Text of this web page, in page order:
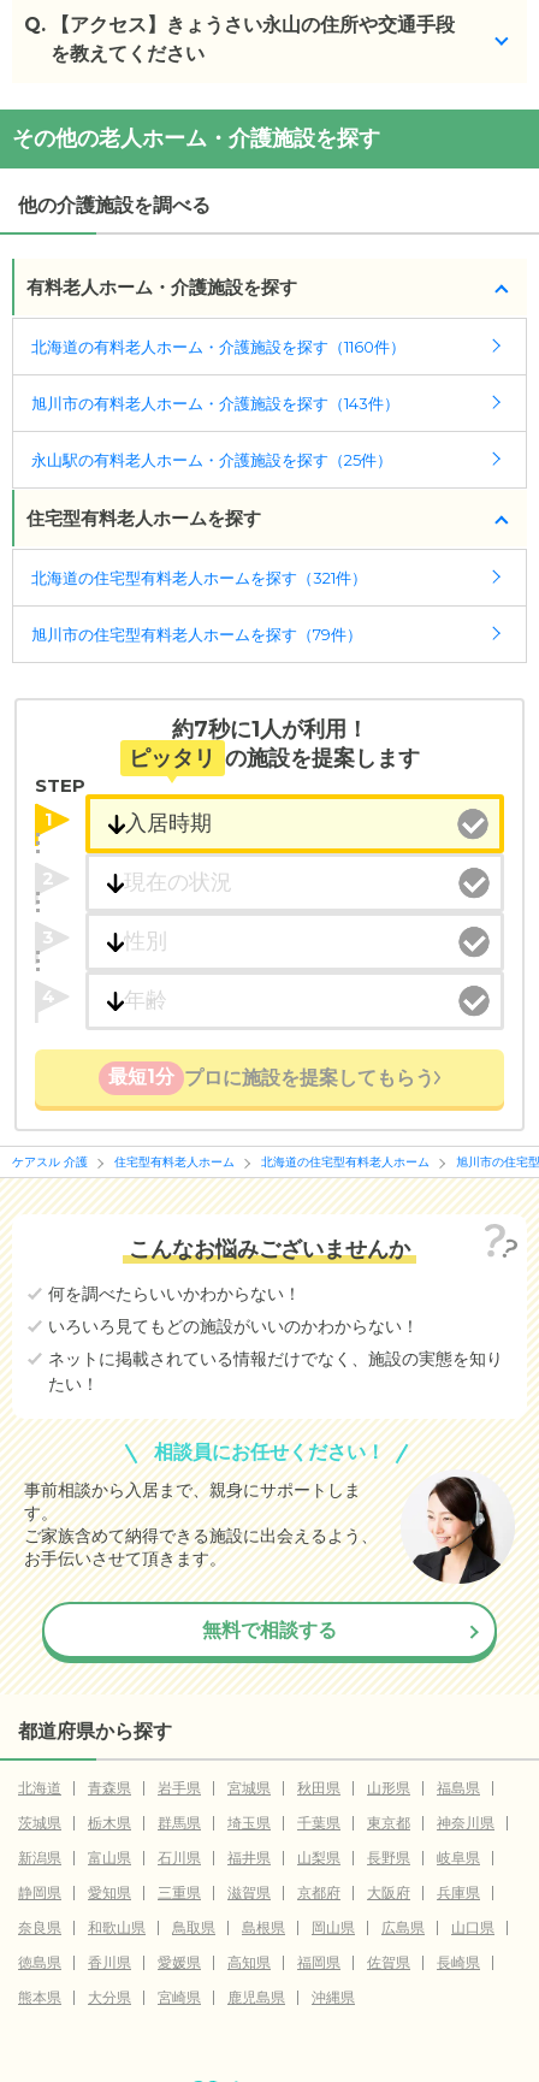
Q.
【アクセス】きょうさい永山の住所や交通手段
を教えてください
きょうさい永山の交通アクセス
・住所：北海道旭川市永山５条19-1-22
・最寄り駅：永山駅0.7km北永山駅2.3km東旭川
駅3.7km北日ノ出駅
4.1km
その他の老人ホーム・介護施設を探す
他の介護施設を調べる
有料老人ホーム・介護施設を探す
北海道の有料老人ホーム・介護施設を探す（1160件）
旭川市の有料老人ホーム・介護施設を探す（143件）
永山駅の有料老人ホーム・介護施設を探す（25件）
住宅型有料老人ホームを探す
北海道の住宅型有料老人ホームを探す（321件）
旭川市の住宅型有料老人ホームを探す（79件）
約7秒に1人が利用！
ピッタリ の施設を提案します
STEP
1
2
3
4
最短1分 プロに施設を提案してもらう
ケアスル 介護 住宅型有料老人ホーム 北海道の住宅型有料老人ホーム 旭川市の住宅
こんなお悩みございませんか
何を調べたらいいかわからない！
いろいろ見てもどの施設がいいのかわからない！
ネットに掲載されている情報だけでなく、施設の実態を知り
たい！
相談員にお任せください！
事前相談から入居まで、親身にサポートしま
す。
ご家族含めて納得できる施設に出会えるよう、
お手伝いさせて頂きます。
無料で相談する
都道府県から探す
北海道 青森県 岩手県 宮城県 秋田県 山形県
福島県
茨城県
栃木県 群馬県 埼玉県 千葉県 東京都
神奈川県
新潟県
富山県 石川県 福井県 山梨県 長野県
岐阜県
静岡県
愛知県 三重県 滋賀県 京都府 大阪府
兵庫県
奈良県
和歌山県 鳥取県 島根県 岡山県 広島県
山口県
徳島県
香川県 愛媛県 高知県 福岡県 佐賀県
長崎県
熊本県
大分県 宮崎県 鹿児島県 沖縄県